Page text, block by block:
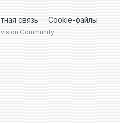
связь Cookie-файлы
Community